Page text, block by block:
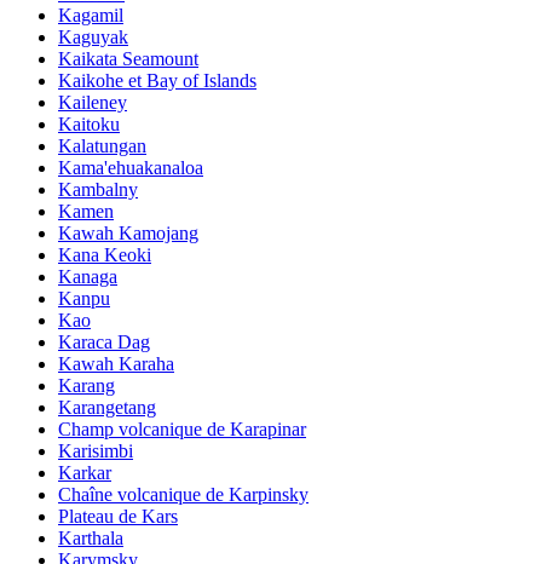
Kagamil
Kaguyak
Kaikata Seamount
Kaikohe et Bay of Islands
Kaileney
Kaitoku
Kalatungan
Kama'ehuakanaloa
Kambalny
Kamen
Kawah Kamojang
Kana Keoki
Kanaga
Kanpu
Kao
Karaca Dag
Kawah Karaha
Karang
Karangetang
Champ volcanique de Karapinar
Karisimbi
Karkar
Chaîne volcanique de Karpinsky
Plateau de Kars
Karthala
Karymsky